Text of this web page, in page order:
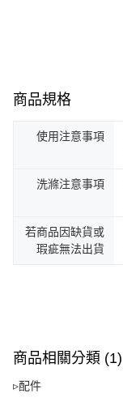
商品規格
使用注意事項
洗滌注意事項
若商品因缺貨或
瑕疵無法出貨
商品相關分類 (1)
▹配件